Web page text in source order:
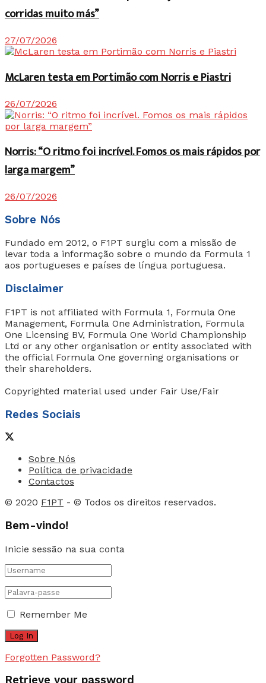
corridas muito más”
27/07/2026
McLaren testa em Portimão com Norris e Piastri
26/07/2026
Norris: “O ritmo foi incrível. Fomos os mais rápidos por
larga margem”
26/07/2026
Sobre Nós
Fundado em 2012, o F1PT surgiu com a missão de
levar toda a informação sobre o mundo da Formula 1
aos portugueses e países de língua portuguesa.
Disclaimer
F1PT is not affiliated with Formula 1, Formula One
Management, Formula One Administration, Formula
One Licensing BV, Formula One World Championship
Ltd or any other organisation or entity associated with
the official Formula One governing organisations or
their shareholders.
Copyrighted material used under Fair Use/Fair
Redes Sociais
Sobre Nós
Política de privacidade
Contactos
© 2020 F1PT - © Todos os direitos reservados.
Bem-vindo!
Inicie sessão na sua conta
Remember Me
Forgotten Password?
Retrieve your password